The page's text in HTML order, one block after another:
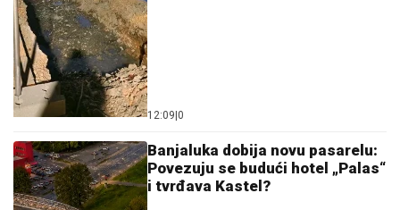
12:09 0
Banjaluka dobija novu pasarelu:
Povezuju se budući hotel „Palas“
i tvrđava Kastel?